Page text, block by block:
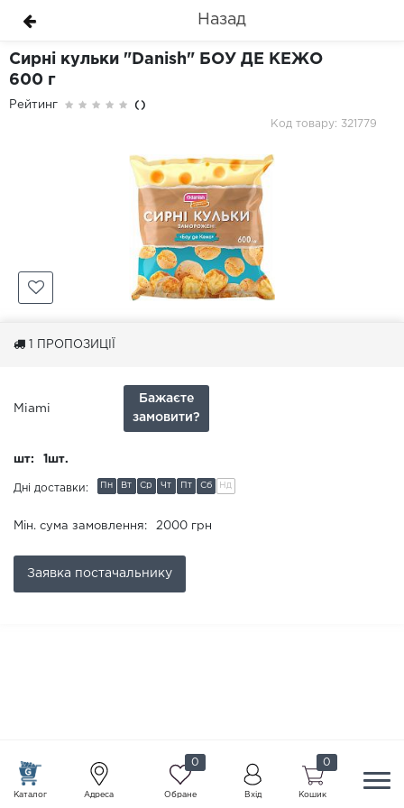
Каталог Адреса
0
Обране Вхід
0
Кошик
Назад
Сирні кульки "Danish" БОУ ДЕ КЕЖО
600 г
Рейтинг
()
Код товару: 321779
ПРОПОЗИЦІЇ
Miami
Бажаєте
замовити?
Заявка постачальнику
шт: 1шт.
Дні доставки: Пн Вт Ср Чт Пт Сб Нд
Мін. сума замовлення: 2000 грн